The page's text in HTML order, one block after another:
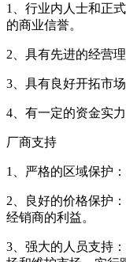
1、行业内人士和正
的商业信誉。
2、具有先进的经营
3、具有良好开拓市
4、有一定的资金实力
厂商支持
1、严格的区域保护
2、良好的价格保护
经销商的利益。
3、强大的人员支持